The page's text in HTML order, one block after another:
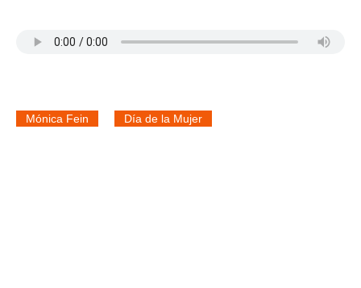
Mónica Fein Día de la Mujer